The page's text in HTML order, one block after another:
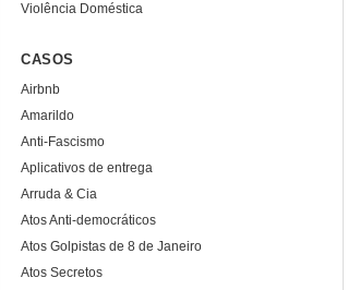
Violência Doméstica
CASOS
Airbnb
Amarildo
Anti-Fascismo
Aplicativos de entrega
Arruda & Cia
Atos Anti-democráticos
Atos Golpistas de 8 de Janeiro
Atos Secretos